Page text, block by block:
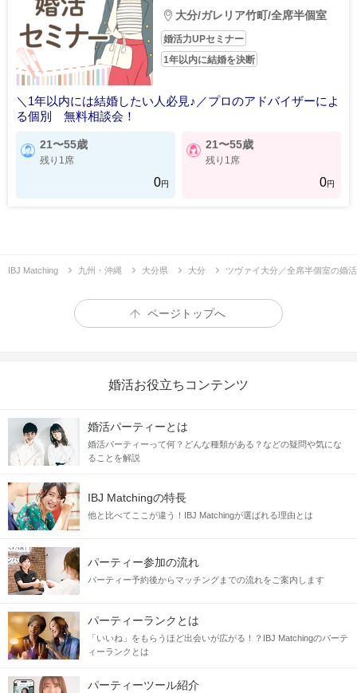
大分/ガレリア竹町/全席半個室
婚活力UPセミナー
1年以内に結婚を決断
＼1年以内には結婚したい人必見♪／プロのアドバイザーによ
る個別 無料相談会！
21〜55歳
残り1席
0円
21〜55歳
残り1席
0円
IBJ Matching 九州・沖縄 大分県 大分 ツヴァイ大分／全席半個室の婚
ページトップへ
婚活お役立ちコンテンツ
婚活パーティーとは
婚活パーティーって何？どんな種類がある？などの疑問や気にな
ることを解説
IBJ Matchingの特長
他と比べてここが違う！IBJ Matchingが選ばれる理由とは
パーティー参加の流れ
パーティー予約後からマッチングまでの流れをご案内します
パーティーランクとは
「いいね」をもらうほど出会いが広がる！？IBJ Matchingのパーテ
ィーランクとは
パーティーツール紹介